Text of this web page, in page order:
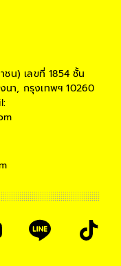
ชน) เลขที่ 1854 ชั้น
นา, กรุงเทพฯ 10260